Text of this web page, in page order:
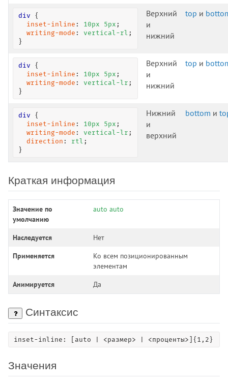
div {
inset-inline : 10px 5px ;
writing-mode : vertical-rl ;
}
Верхний
и
нижний
top и
div {
inset-inline : 10px 5px ;
writing-mode : vertical-lr ;
}
Верхний
и
нижний
top и
div {
inset-inline : 10px 5px ;
writing-mode : vertical-lr ;
direction : rtl ;
}
Нижний
и
верхний
bottom и
Краткая информация
Значение по
умолчанию
auto auto
Наследуется
Нет
Применяется
Ко всем позиционированным
элементам
Анимируется
Да
Синтаксис
inset-inline: [auto | <размер> | <проценты>]{1,2}
Значения
border-inline-end
border-inline-end-color
border-inline-end-style
border-inline-end-width
border-inline-start
border-inline-start-color
border-inline-start-width
border-inline-style
border-inline-width
border-left
border-left-style
border-left-width
border-radius
border-right
border-right-width
border-start-end-radius
border-style
border-top
border-top-color
border-top-right-radius
border-top-style